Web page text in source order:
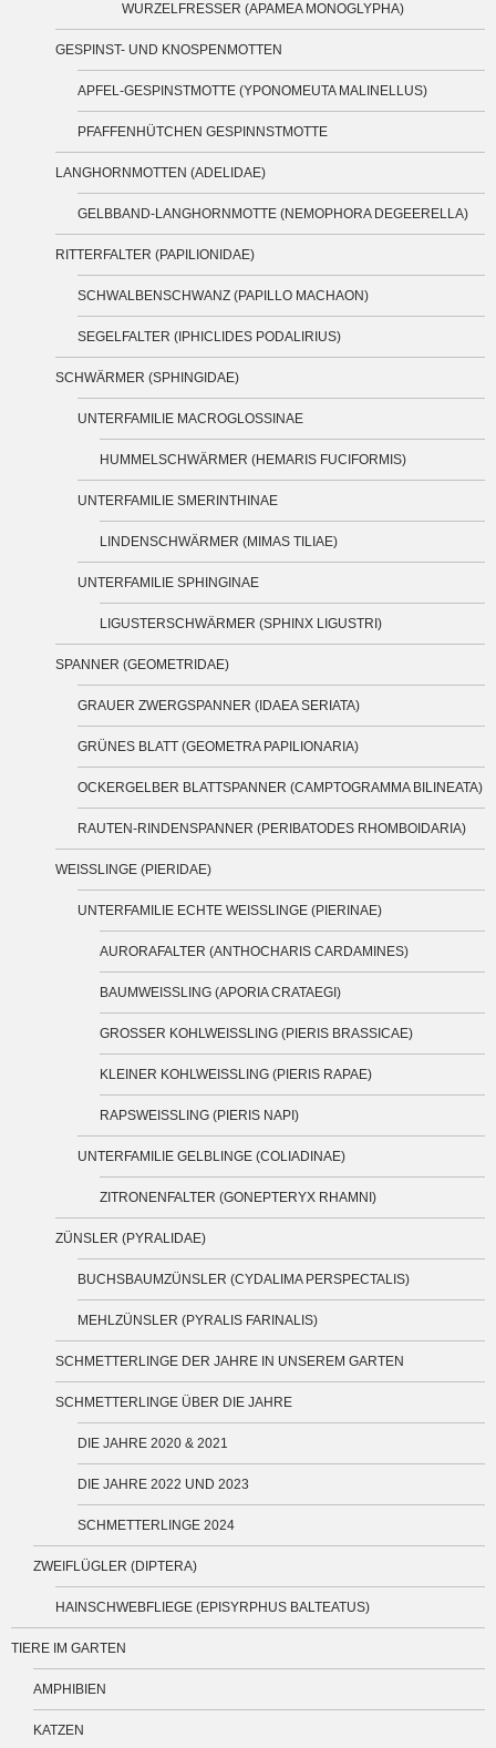
WURZELFRESSER (APAMEA MONOGLYPHA)
GESPINST- UND KNOSPENMOTTEN
APFEL-GESPINSTMOTTE (YPONOMEUTA MALINELLUS)
PFAFFENHÜTCHEN GESPINNSTMOTTE
LANGHORNMOTTEN (ADELIDAE)
GELBBAND-LANGHORNMOTTE (NEMOPHORA DEGEERELLA)
RITTERFALTER (PAPILIONIDAE)
SCHWALBENSCHWANZ (PAPILLO MACHAON)
SEGELFALTER (IPHICLIDES PODALIRIUS)
SCHWÄRMER (SPHINGIDAE)
UNTERFAMILIE MACROGLOSSINAE
HUMMELSCHWÄRMER (HEMARIS FUCIFORMIS)
UNTERFAMILIE SMERINTHINAE
LINDENSCHWÄRMER (MIMAS TILIAE)
UNTERFAMILIE SPHINGINAE
LIGUSTERSCHWÄRMER (SPHINX LIGUSTRI)
SPANNER (GEOMETRIDAE)
GRAUER ZWERGSPANNER (IDAEA SERIATA)
GRÜNES BLATT (GEOMETRA PAPILIONARIA)
OCKERGELBER BLATTSPANNER (CAMPTOGRAMMA BILINEATA)
RAUTEN-RINDENSPANNER (PERIBATODES RHOMBOIDARIA)
WEISSLINGE (PIERIDAE)
UNTERFAMILIE ECHTE WEISSLINGE (PIERINAE)
AURORAFALTER (ANTHOCHARIS CARDAMINES)
BAUMWEISSLING (APORIA CRATAEGI)
GROSSER KOHLWEISSLING (PIERIS BRASSICAE)
KLEINER KOHLWEISSLING (PIERIS RAPAE)
RAPSWEISSLING (PIERIS NAPI)
UNTERFAMILIE GELBLINGE (COLIADINAE)
ZITRONENFALTER (GONEPTERYX RHAMNI)
ZÜNSLER (PYRALIDAE)
BUCHSBAUMZÜNSLER (CYDALIMA PERSPECTALIS)
MEHLZÜNSLER (PYRALIS FARINALIS)
SCHMETTERLINGE DER JAHRE IN UNSEREM GARTEN
SCHMETTERLINGE ÜBER DIE JAHRE
DIE JAHRE 2020 & 2021
DIE JAHRE 2022 UND 2023
SCHMETTERLINGE 2024
ZWEIFLÜGLER (DIPTERA)
HAINSCHWEBFLIEGE (EPISYRPHUS BALTEATUS)
TIERE IM GARTEN
AMPHIBIEN
KATZEN